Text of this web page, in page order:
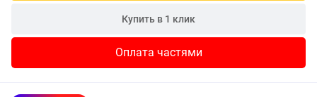
Купить в 1 клик
Оплата частями